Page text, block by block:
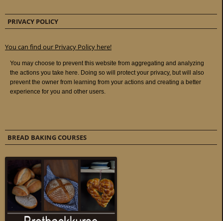
PRIVACY POLICY
You can find our Privacy Policy here!
BREAD BAKING COURSES